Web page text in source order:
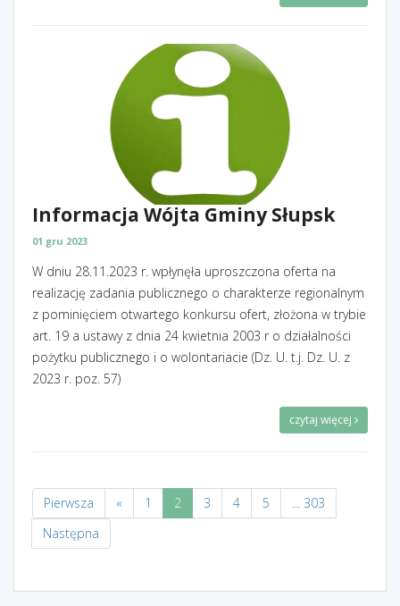
Informacja Wójta Gminy Słupsk
01 gru 2023
W dniu 28.11.2023 r. wpłynęła uproszczona oferta na
realizację zadania publicznego o charakterze regionalnym
z pominięciem otwartego konkursu ofert, złożona w trybie
art. 19 a ustawy z dnia 24 kwietnia 2003 r o działalności
pożytku publicznego i o wolontariacie (Dz. U. t.j. Dz. U. z
2023 r. poz. 57)
czytaj więcej
Pierwsza « 1 2 3 4 5
... 303
Następna